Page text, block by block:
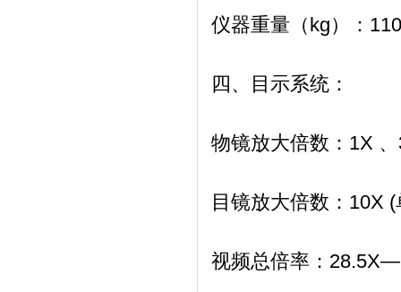
仪器重量（kg）： 110
四、目示系统：
物镜放大倍数： 1X
目镜放大倍数： 10X
视频总倍率：